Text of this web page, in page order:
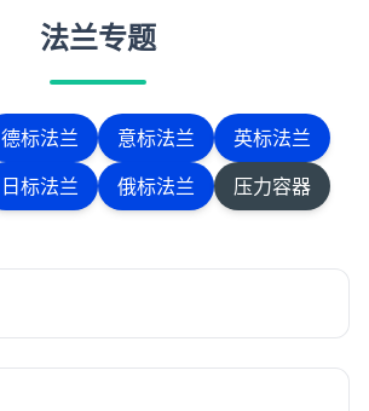
法兰专题
德标法兰 意标法兰
英标法兰
日标法兰 俄标法兰 压力容器